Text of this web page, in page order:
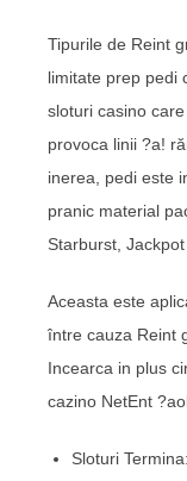
Tipurile de Reint
limitate prep pedi
sloturi casino
provoca linii ?a!
inerea, pedi este
pranic material
Starburst,
Aceasta este
între cauza Reint
Incearca in plus
cazino NetEnt
Sloturi